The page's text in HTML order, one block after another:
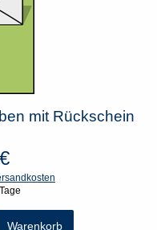
mit Rückschein
€